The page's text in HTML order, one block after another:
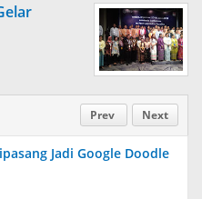
Prev Next
Jadi Google Doodle